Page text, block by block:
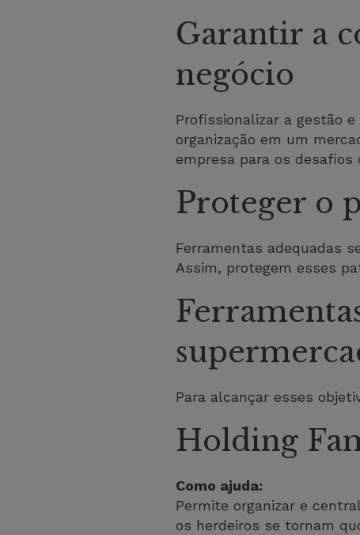
Garantir a
negócio
Profissionalizar a gestão
organização em um
empresa para os
Proteger o
Ferramentas adequadas
Assim, protegem esses
Para alcançar esses
Holding
Como ajuda:
Permite organizar e
os herdeiros se tornam